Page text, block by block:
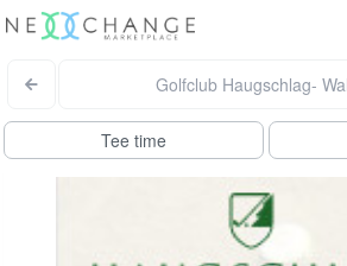
Golfclub Haugschlag-
Tee time